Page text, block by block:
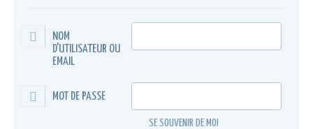
NOM
D'UTILISATEUR OU
EMAIL
MOT DE PASSE
SE SOUVENIR DE MOI